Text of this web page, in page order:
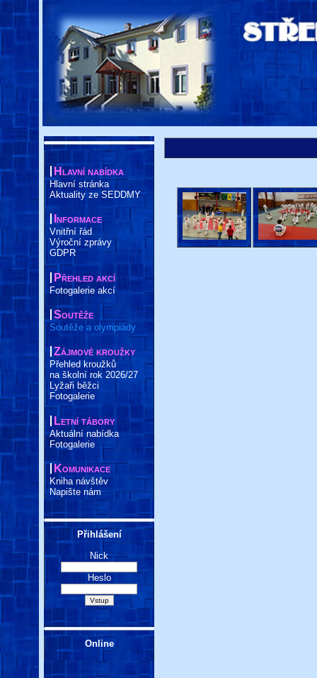
Hlavní nabídka
Hlavní stránka
Aktuality ze SEDDMY
Informace
Vnitřní řád
Výroční zprávy
GDPR
Přehled akcí
Fotogalerie akcí
Soutěže
Soutěže a olympiády
Zájmové kroužky
Přehled kroužků
na školní rok 2026/27
Lyžaři běžci
Fotogalerie
Letní tábory
Aktuální nabídka
Fotogalerie
Komunikace
Kniha návštěv
Napište nám
Přihlášení
Nick
Heslo
Online